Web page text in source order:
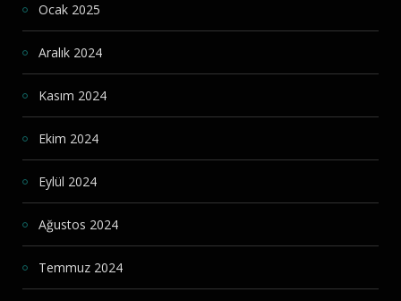
Ocak 2025
Aralık 2024
Kasım 2024
Ekim 2024
Eylül 2024
Ağustos 2024
Temmuz 2024